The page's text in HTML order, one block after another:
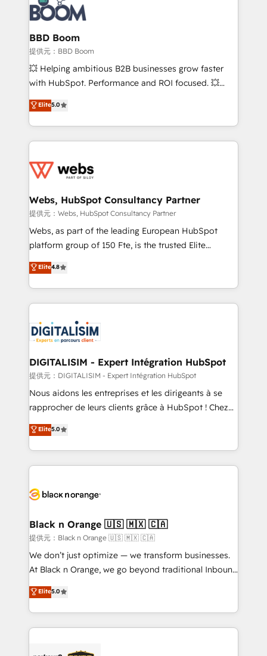
cumulées
Seamless CRM, CMS, and automation setup •
Complex platform migrations and data cleanups •
Custom APIs and third-party integrations 📈 End-to-
End Revenue Acceleration • Lifecycle marketing and
pipeline growth programs • Sales enablement tools
and CRM optimization • Retention strategies with
Execution • 750+ onboardings and 2,000+
implementations • Deep expertise across marketing,
BBD Boom
提供元：BBD Boom
💥 Helping ambitious B2B businesses grow faster
with HubSpot. Performance and ROI focused. 💥
BBD Boom is the HubSpot partner that can help you
to HubSpot Better. We work with your teams to
solve all your HubSpot challenges and improve user
adoption, sales process and marketing results.
the first time 🔧 Designing and optimising your
and build using HubSpot 🔌 Integrating HubSpot
with other systems 🎓 Training your teams to be
HubSpot pros 📊 Lead generation services using
HubSpot Why us? - SIX HubSpot Accreditations -
CRM, Solutions Architecture, Onboarding , Data
Migration, Custom Integration & Platform
team of 25+ experts Contact us today to help you
get more from your investment in HubSpot.
Elite5.0
Webs, HubSpot Consultancy Partner
提供元：Webs, HubSpot Consultancy Partner
Webs, as part of the leading European HubSpot
platform group of 150 Fte, is the trusted Elite
HubSpot CRM Partner offering you a roadmap on
maximizing EBITDA and achieving Commercial
Excellence. With our targeted processes, we
strengthen your digital transformation and minimize
Implementation partner, we provide expertise to
drive your business forward. Since 2015 we are fully
dedicated to HubSpot and with an experienced
team (50+), we work with reputable companies in
B2B sectors such as manufacturing, SaaS and
business services. We prepare a customized
impact of your digital transformation, including a
detailed financial rationale with a focus on ROI and
embark on a transformational journey that sets your
business up for long-term success. Unlock your
business. If not now, when?
Elite4.8
DIGITALISIM - Expert Intégration HubSpot
提供元：DIGITALISIM - Expert Intégration HubSpot
Nous aidons les entreprises et les dirigeants à se
rapprocher de leurs clients grâce à HubSpot ! Chez
DIGITALISIM, nous avons l'intime conviction que la
réussite des entreprises passe par l’innovation web,
le marketing digital, et la relation client ! C'est
pourquoi, nos experts sont à la fois capables de
référencement, votre stratégie digitale et le pilotage
projet HubSpot avec DIGITALISIM : 🧽 Nettoyage,
migration et intégration des bases de données. 🚀
Développement des interfaces avec vos logiciels
métiers ⚙️ Configuration de la plateforme HubSpot
Book Process & Guidelines utilisateurs 🎓
Formations des utilisateurs
Elite5.0
Black n Orange 🇺🇸 🇲🇽 🇨🇦
提供元：Black n Orange 🇺🇸 🇲🇽 🇨🇦
We don’t just optimize — we transform businesses.
At Black n Orange, we go beyond traditional Inbound
Marketing with our exclusive methodologies:
BOOMS and BOOST. Together, they form a powerful
combination that has driven success for over 800
businesses worldwide. As Elite HubSpot Partners, we
Elite5.0